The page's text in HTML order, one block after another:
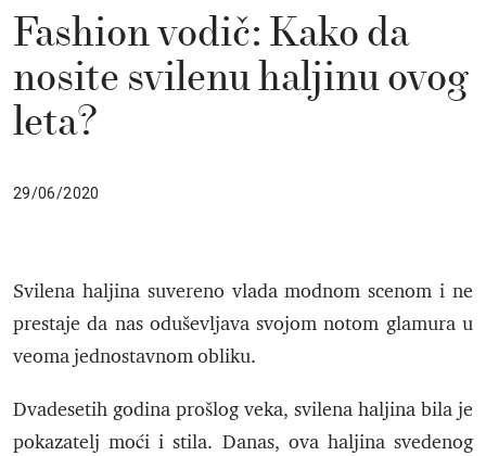
Fashion vodič: Kako da
nosite svilenu haljinu ovog
leta?
29/06/2020
Svilena haljina suvereno vlada modnom scenom i ne
prestaje da nas oduševljava svojom notom glamura u
veoma jednostavnom obliku.
Dvadesetih godina prošlog veka, svilena haljina bila je
pokazatelj moći i stila. Danas, ova haljina svedenog